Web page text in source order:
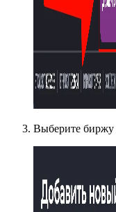
Выберите биржу